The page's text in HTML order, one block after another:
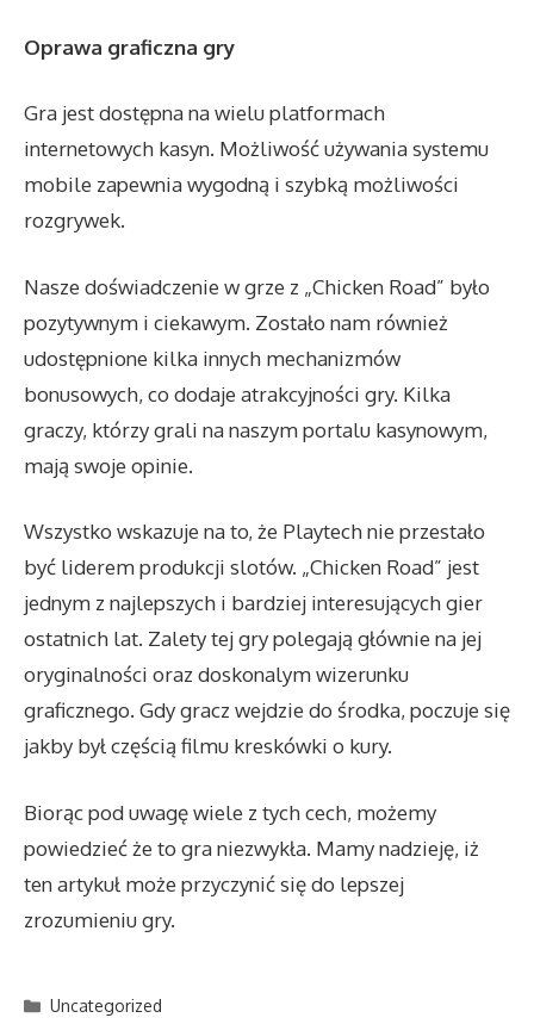
Oprawa graficzna gry
Gra jest dostępna na wielu platformach
internetowych kasyn. Możliwość używania systemu
mobile zapewnia wygodną i szybką możliwości
rozgrywek.
Nasze doświadczenie w grze z „Chicken Road” było
pozytywnym i ciekawym. Zostało nam również
udostępnione kilka innych mechanizmów
bonusowych, co dodaje atrakcyjności gry. Kilka
graczy, którzy grali na naszym portalu kasynowym,
mają swoje opinie.
Wszystko wskazuje na to, że Playtech nie przestało
być liderem produkcji slotów. „Chicken Road” jest
jednym z najlepszych i bardziej interesujących gier
ostatnich lat. Zalety tej gry polegają głównie na jej
oryginalności oraz doskonalym wizerunku
graficznego. Gdy gracz wejdzie do środka, poczuje się
jakby był częścią filmu kreskówki o kury.
Biorąc pod uwagę wiele z tych cech, możemy
powiedzieć że to gra niezwykła. Mamy nadzieję, iż
ten artykuł może przyczynić się do lepszej
zrozumieniu gry.
Categories
Uncategorized